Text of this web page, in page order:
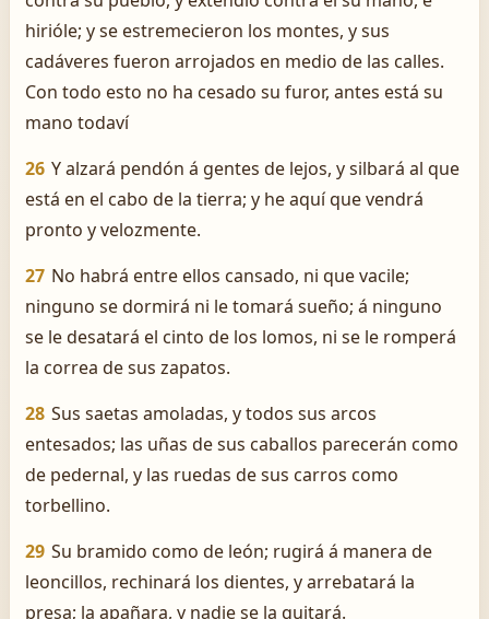
hirióle; y se estremecieron los montes, y sus
cadáveres fueron arrojados en medio de las calles.
Con todo esto no ha cesado su furor, antes está su
mano todaví
26 Y alzará pendón á gentes de lejos, y silbará al que
está en el cabo de la tierra; y he aquí que vendrá
pronto y velozmente.
27 No habrá entre ellos cansado, ni que vacile;
ninguno se dormirá ni le tomará sueño; á ninguno
se le desatará el cinto de los lomos, ni se le romperá
la correa de sus zapatos.
28 Sus saetas amoladas, y todos sus arcos
entesados; las uñas de sus caballos parecerán como
de pedernal, y las ruedas de sus carros como
torbellino.
29 Su bramido como de león; rugirá á manera de
leoncillos, rechinará los dientes, y arrebatará la
presa; la apañara, y nadie se la quitará.